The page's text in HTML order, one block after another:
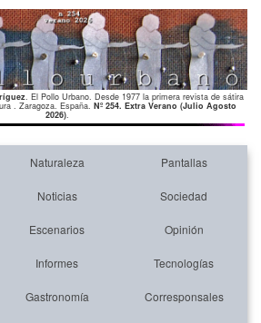
. El Pollo Urbano. Desde 1977 la primera revista de sátira
. Zaragoza. España. Nº 254. Extra Verano (Julio Agosto
2026).
Naturaleza Pantallas
Noticias Sociedad
Escenarios Opinión
Informes Tecnologías
Gastronomía Corresponsales